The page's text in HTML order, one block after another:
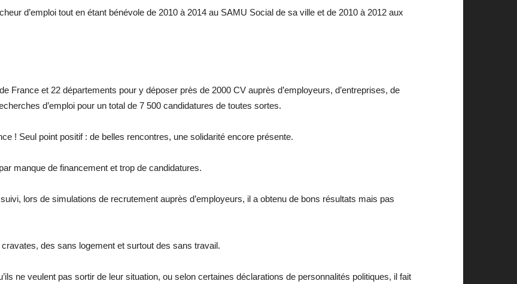
d’emploi tout en étant bénévole de 2010 à 2014 au SAMU Social de sa ville et de 2010 à 2012 aux
France et 22 départements pour y déposer près de 2000 CV auprès d’employeurs, d’entreprises, de
d’emploi pour un total de 7 500 candidatures de toutes sortes.
! Seul point positif : de belles rencontres, une solidarité encore présente.
manque de financement et trop de candidatures.
lors de simulations de recrutement auprès d’employeurs, il a obtenu de bons résultats mais pas
des sans logement et surtout des sans travail.
ne veulent pas sortir de leur situation, ou selon certaines déclarations de personnalités politiques, il fait